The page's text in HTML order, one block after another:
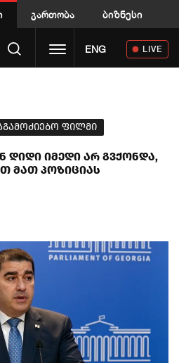
გართობა ბიზნესი
Toggle navigation
ENG LIVE
ფილმი
დიდი იმედი არ გვქონდა,
მათ პოზიციას